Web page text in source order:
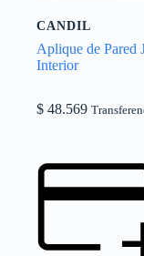
CANDIL
Aplique de Pared
Interior
$ 48.569